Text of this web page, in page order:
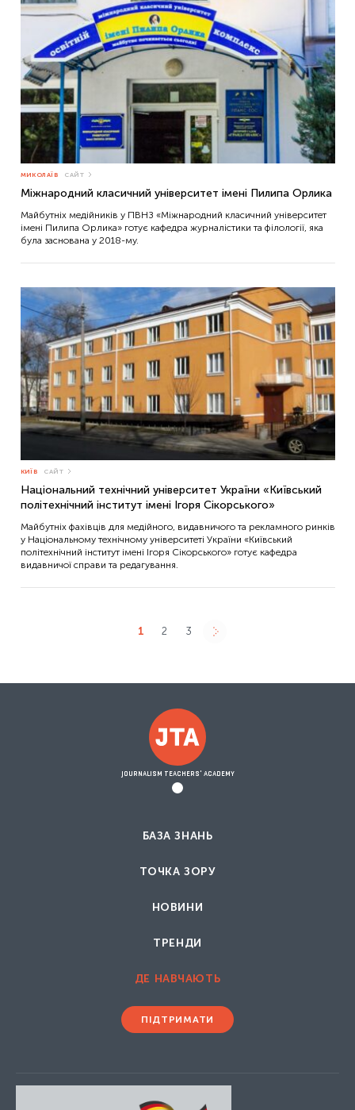
МИКОЛАЇВ САЙТ
Міжнародний класичний університет імені Пилипа Орлика
Майбутніх медійників у ПВНЗ «Міжнародний класичний університет
імені Пилипа Орлика» готує кафедра журналістики та філології, яка
була заснована у 2018-му.
КИЇВ САЙТ
Національний технічний університет України «Київський
політехнічний інститут імені Ігоря Сікорського»
Майбутніх фахівців для медійного, видавничого та рекламного ринків
у Національному технічному університеті України «Київський
політехнічний інститут імені Ігоря Сікорського» готує кафедра
видавничої справи та редагування.
1 2 3
JOURNALISM TEACHERS' ACADEMY
БАЗА ЗНАНЬ
ТОЧКА ЗОРУ
НОВИНИ
ТРЕНДИ
ДЕ НАВЧАЮТЬ
ПІДТРИМАТИ